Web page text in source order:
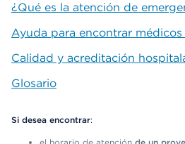
¿Qué es la atención de
Ayuda para encontrar médicos
Calidad y acreditación
Glosario
Si desea encontrar: